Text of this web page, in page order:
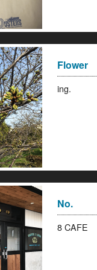
Flower
ing.
No.
8